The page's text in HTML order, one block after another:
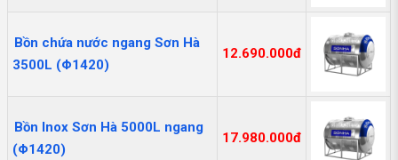
Bồn chứa nước ngang Sơn Hà
3500L (Φ1420)
12.690.000đ
Bồn Inox Sơn Hà 5000L ngang
(Φ1420)
17.980.000đ